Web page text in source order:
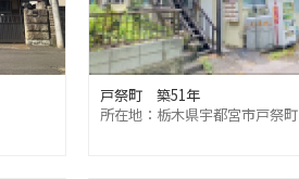
戸祭町 築51年
所在地：栃木県宇都宮市戸祭町